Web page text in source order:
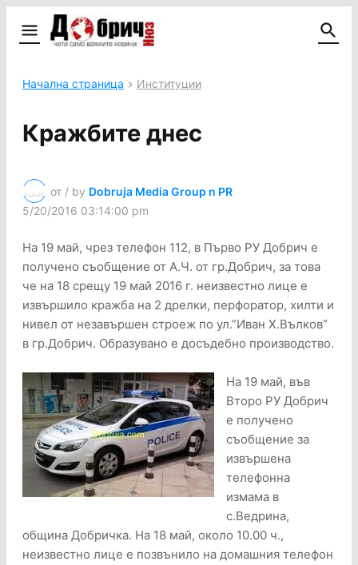
Начална страница Институции
Кражбите днес
от / by Dobruja Media Group n PR
5/20/2016 03:14:00 pm
На 19 май, чрез телефон 112, в Първо РУ Добрич е
получено съобщение от А.Ч. от гр.Добрич, за това
че на 18 срещу 19 май 2016 г. неизвестно лице е
извършило кражба на 2 дрелки, перфоратор, хилти и
нивел от незавършен строеж по ул.”Иван Х.Вълков”
в гр.Добрич. Образувано е досъдебно производство.
На 19 май, във
Второ РУ Добрич
е получено
съобщение за
извършена
телефонна
измама в
с.Ведрина,
община Добричка. На 18 май, около 10.00 ч.,
неизвестно лице е позвънило на домашния телефон